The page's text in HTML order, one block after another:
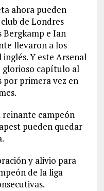
ahora pueden
de Londres
Bergkamp e Ian
llevaron a los
Y este Arsenal
capítulo al
por primera vez en
campeón
pueden quedar
y alivio para
de la liga